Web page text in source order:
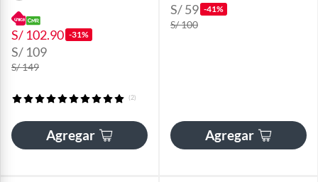
S/ 102.90 -31%
S/ 109
S/ 149
(2)
Agregar
S/ 59 -41%
S/ 100
Agregar